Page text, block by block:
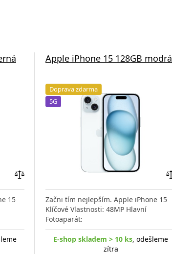
porovnání
15
Apple iPhone 15 128GB modrá
Doprava zdarma
5G
Začni tím nejlepším. Apple iPhone 15
Klíčové Vlastnosti: 48MP Hlavní
Fotoaparát:
E-shop skladem > 10 ks, odešleme
zítra